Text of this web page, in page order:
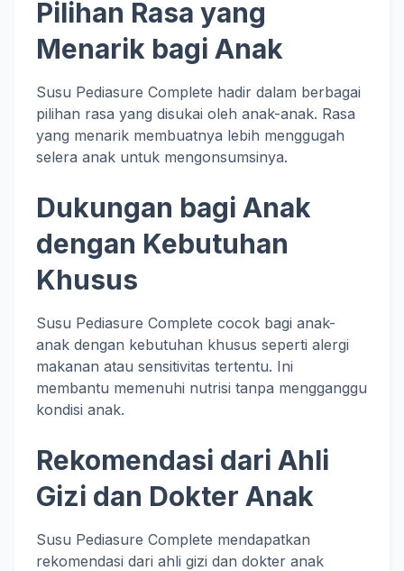
Pilihan Rasa yang
Menarik bagi Anak
Susu Pediasure Complete hadir dalam berbagai
pilihan rasa yang disukai oleh anak-anak. Rasa
yang menarik membuatnya lebih menggugah
selera anak untuk mengonsumsinya.
Dukungan bagi Anak
dengan Kebutuhan
Khusus
Susu Pediasure Complete cocok bagi anak-
anak dengan kebutuhan khusus seperti alergi
makanan atau sensitivitas tertentu. Ini
membantu memenuhi nutrisi tanpa mengganggu
kondisi anak.
Rekomendasi dari Ahli
Gizi dan Dokter Anak
Susu Pediasure Complete mendapatkan
rekomendasi dari ahli gizi dan dokter anak